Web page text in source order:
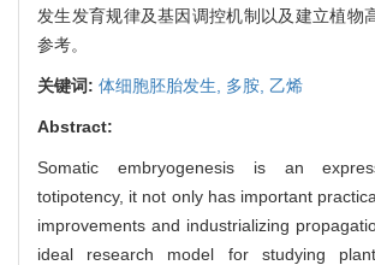
发生发育规律及基因调控机制以及建立植物
参考。
关键词: 体细胞胚胎发生, 多胺, 乙烯
Abstract:
Somatic embryogenesis is an
totipotency, it not only has important
improvements and industrializing
ideal research model for studying